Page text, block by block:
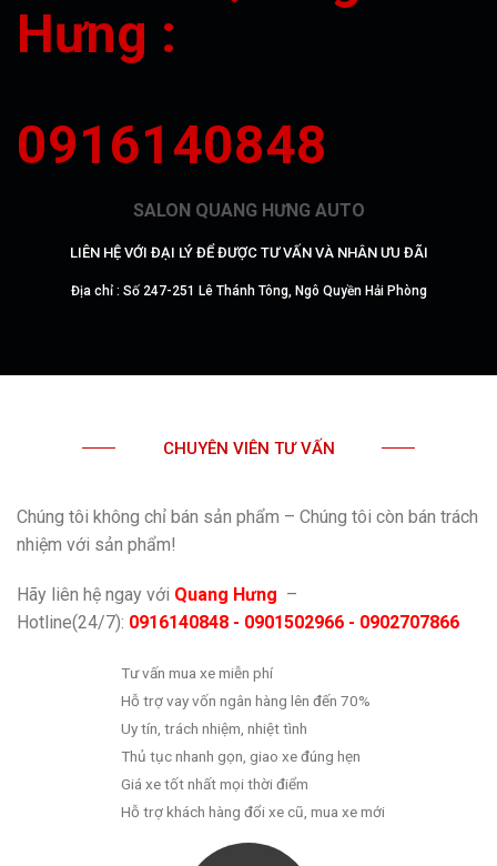
Hưng :
0916140848
SALON QUANG HƯNG AUTO
LIÊN HỆ VỚI ĐẠI LÝ ĐỂ ĐƯỢC TƯ VẤN VÀ NHÂN ƯU ĐÃI
Địa chỉ : Số 247-251 Lê Thánh Tông, Ngô Quyền Hải Phòng
CHUYÊN VIÊN TƯ VẤN
Chúng tôi không chỉ bán sản phẩm – Chúng tôi còn bán trách
nhiệm với sản phẩm!
Hãy liên hệ ngay với Quang Hưng –
Hotline(24/7): 0916140848 - 0901502966 - 0902707866
Tư vấn mua xe miễn phí
Hỗ trợ vay vốn ngân hàng lên đến 70%
Uy tín, trách nhiệm, nhiệt tình
Thủ tục nhanh gọn, giao xe đúng hẹn
Giá xe tốt nhất mọi thời điểm
Hỗ trợ khách hàng đổi xe cũ, mua xe mới